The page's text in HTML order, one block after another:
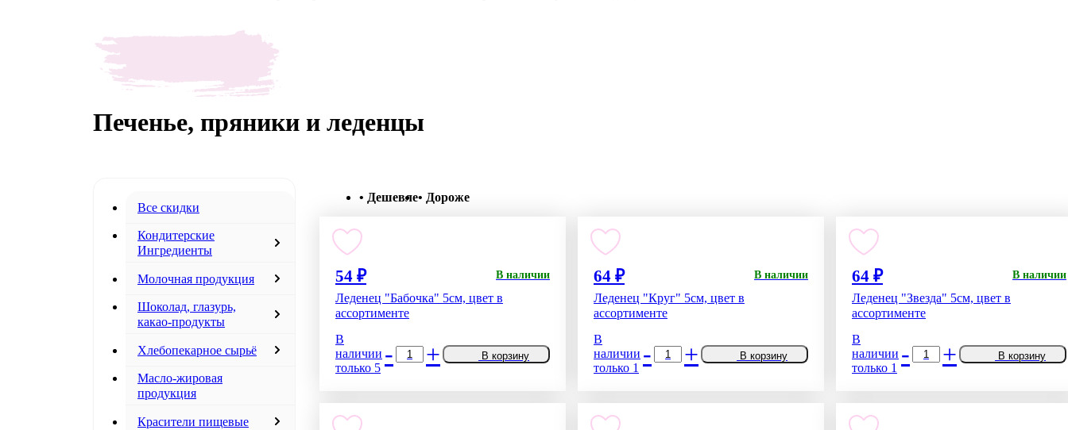
Печенье, пряники и леденцы
Все скидки
Кондитерские
Ингредиенты
Молочная продукция
Шоколад, глазурь,
какао-продукты
Хлебопекарное сырьё
Масло-жировая
продукция
Красители пищевые
• Дешевле• Дороже
54 ₽ В наличии
Леденец "Бабочка" 5см, цвет в
ассортименте
В
наличии
только 5 - + В корзину
64 ₽ В наличии
Леденец "Круг" 5см, цвет в
ассортименте
В
наличии
только 1 - + В корзину
64 ₽ В наличии
Леденец "Звезда" 5см, цвет в
ассортименте
В
наличии
только 1 - + В корзину